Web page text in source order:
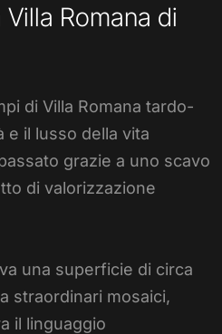
Romana di
di Villa Romana tardo-
e il lusso della vita
grazie a uno scavo
di valorizzazione
una superficie di circa
straordinari mosaici,
il linguaggio